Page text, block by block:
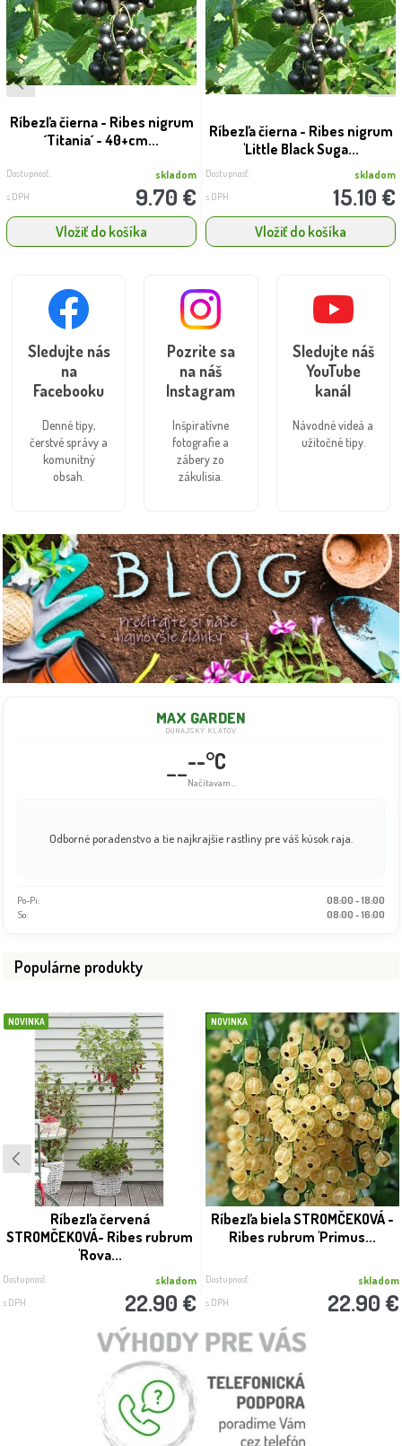
MAX GARDEN
DUNAJSKÝ KLÁTOV
----°C
Načítavam...
Odborné poradenstvo a tie najkrajšie rastliny pre váš kúsok raja.
Po-Pi:
08:00 - 18:00
So:
08:00 - 16:00
Populárne produkty
NOVINKA
Ríbezľa červená
STROMČEKOVÁ- Ribes rubrum
'Rova...
Dostupnosť: skladom
s DPH 22.90 €
NOVINKA
Ríbezľa biela STROMČEKOVÁ -
Ribes rubrum 'Primus...
Dostupnosť: skladom
s DPH 22.90 €
Ríbezľa čierna - Ribes nigrum
´Titania´ - 40+cm...
Dostupnosť: skladom
s DPH 9.70 €
Vložiť do košíka
Ríbezľa čierna - Ribes nigrum
'Little Black Suga...
Dostupnosť: skladom
s DPH 15.10 €
Vložiť do košíka
Sledujte nás
na
Facebooku
Denné tipy,
čerstvé správy a
komunitný
obsah.
Pozrite sa
na náš
Instagram
Inšpiratívne
fotografie a
zábery zo
zákulisia.
Sledujte náš
YouTube
kanál
Návodné videá a
užitočné tipy.